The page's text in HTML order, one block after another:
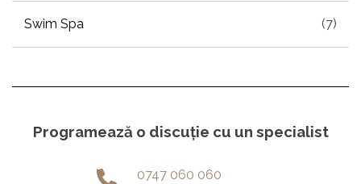
Swim Spa (7)
Programează o discuție cu un specialist
0747 060 060